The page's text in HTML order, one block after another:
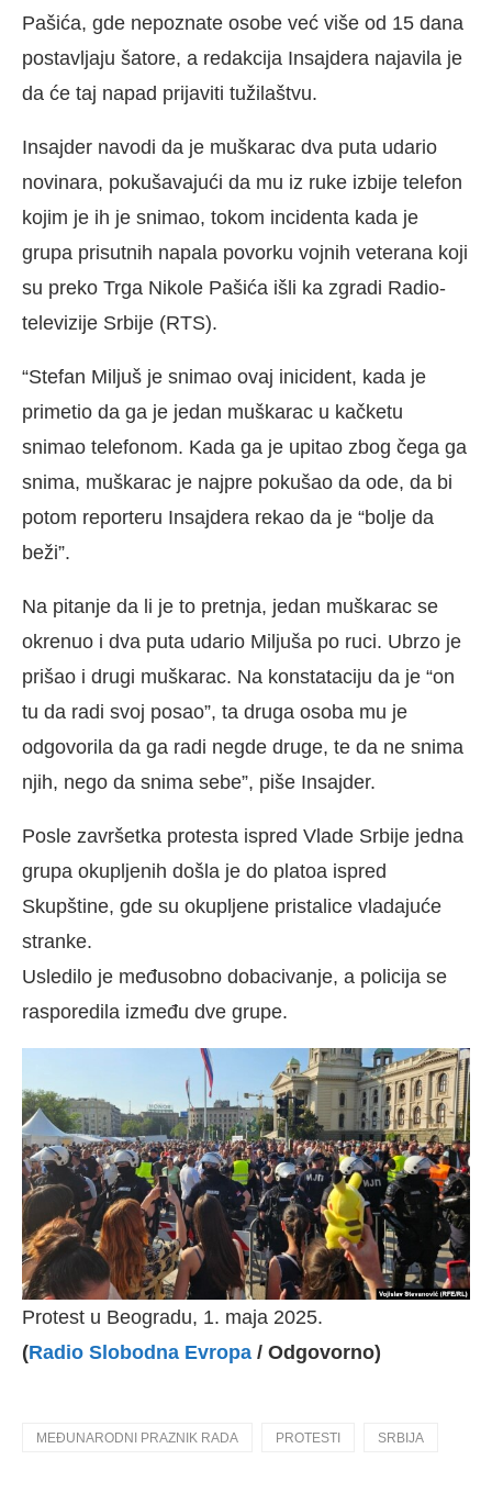
Pašića, gde nepoznate osobe već više od 15 dana
postavljaju šatore, a redakcija Insajdera najavila je
da će taj napad prijaviti tužilaštvu.
Insajder navodi da je muškarac dva puta udario
novinara, pokušavajući da mu iz ruke izbije telefon
kojim je ih je snimao, tokom incidenta kada je
grupa prisutnih napala povorku vojnih veterana koji
su preko Trga Nikole Pašića išli ka zgradi Radio-
televizije Srbije (RTS).
“Stefan Miljuš je snimao ovaj inicident, kada je
primetio da ga je jedan muškarac u kačketu
snimao telefonom. Kada ga je upitao zbog čega ga
snima, muškarac je najpre pokušao da ode, da bi
potom reporteru Insajdera rekao da je “bolje da
beži”.
Na pitanje da li je to pretnja, jedan muškarac se
okrenuo i dva puta udario Miljuša po ruci. Ubrzo je
prišao i drugi muškarac. Na konstataciju da je “on
tu da radi svoj posao”, ta druga osoba mu je
odgovorila da ga radi negde druge, te da ne snima
njih, nego da snima sebe”, piše Insajder.
Posle završetka protesta ispred Vlade Srbije jedna
grupa okupljenih došla je do platoa ispred
Skupštine, gde su okupljene pristalice vladajuće
stranke.
Usledilo je međusobno dobacivanje, a policija se
rasporedila između dve grupe.
Protest u Beogradu, 1. maja 2025.
(Radio Slobodna Evropa / Odgovorno)
MEĐUNARODNI PRAZNIK RADA PROTESTI SRBIJA